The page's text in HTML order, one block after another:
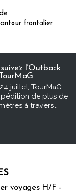
frontalier
l’Outback
juillet, TourMaG
de plus de
à travers...
voyages H/F -